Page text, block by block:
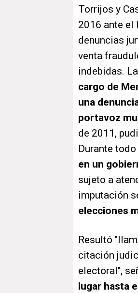
Torrijos y
2016 ante el
denuncias
venta
indebidas.
cargo de
una
portavoz
de 2011,
Durante
en un
sujeto a
imputación
elecciones
Resultó
citación
electoral",
lugar hasta